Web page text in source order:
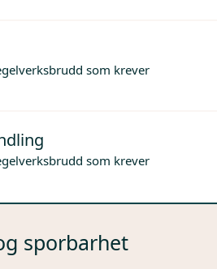
som krever
som krever
sporbarhet